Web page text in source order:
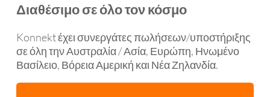
Διαθέσιμο σε όλο τον κόσμο
Konnekt έχει συνεργάτες πωλήσεων/υποστήριξης
σε όλη την Αυστραλία / Ασία, Ευρώπη, Ηνωμένο
Βασίλειο, Βόρεια Αμερική και Νέα Ζηλανδία.